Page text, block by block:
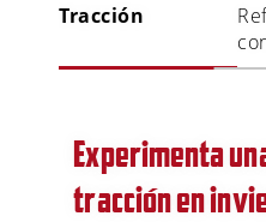
Tracción
Experimenta
tracción en